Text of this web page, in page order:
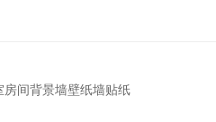
间背景墙壁纸墙贴纸